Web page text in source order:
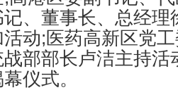
、董事长、总经理
动;医药高新区党
部部长卢洁主持活
仪式。